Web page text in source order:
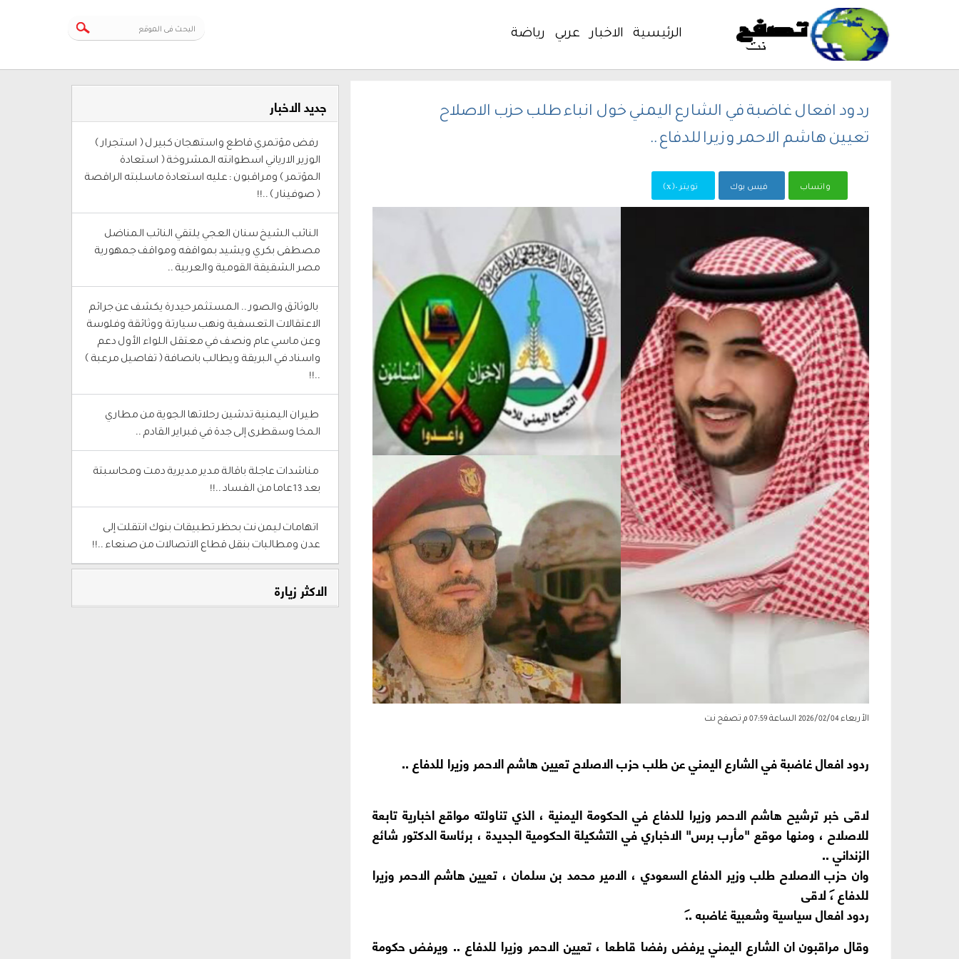
الرئيسية الاخبار عربي رياضة
ردود افعال غاضبة في الشارع اليمني خول انباء طلب حزب الاصلاح
تعيين هاشم الاحمر وزيرا للدفاع ..
واتساب فيس بوك تويتر -(x)
الأربعاء 2026/02/04 الساعة 07:59 م تصفح نت
ردود افعال غاضبة في الشارع اليمني عن طلب حزب الاصلاح تعيين هاشم الاحمر وزيرا للدفاع ..
لاقى خبر ترشيح هاشم الاحمر وزيرا للدفاع في الحكومة اليمنية ، الذي تناولته مواقع اخبارية تابعة
للاصلاح ، ومنها موقع "مأرب برس" الاخباري في التشكيلة الحكومية الجديدة ، برئاسة الدكتور شائع
الزنداني ..
وان حزب الاصلاح طلب وزير الدفاع السعودي ، الامير محمد بن سلمان ، تعيين هاشم الاحمر وزيرا
للدفاع ، لاقى
ردود افعال سياسية وشعبية غاضبه ..
وقال مراقبون ان الشارع اليمني يرفض رفضا قاطعا ، تعيين الاحمر وزيرا للدفاع .. ويرفض حكومة
جديد الاخبار
‎ رفض مؤتمري قاطع واستهجان كبير ل ( استجرار )
الوزير الارياني اسطوانته المشروخة ( استعادة
المؤتمر ) ومراقبون : عليه استعادة ماسلبته الراقصة
( صوفينار ) ..!!
‎ النائب الشيخ سنان العجي يلتقي النائب المناضل
مصطفى بكري ويشيد بمواقفه ومواقف جمهورية
مصر الشقيقة القومية والعربية ..
‎ بالوثائق والصور .. المستثمر حيدرة يكشف عن جرائم
الاعتقالات التعسفية ونهب سيارتة ووثائقة وفلوسة
وعن ماسي عام ونصف في معتقل اللواء الأول دعم
واسناد في البريقة ويطالب بانصافة ( تفاصيل مرعبة )
..!!
‎ طيران اليمنية تدشين رحلاتها الجوية من مطاري
المخا وسقطرى إلى جدة في فبراير القادم ..
‎ مناشدات عاجلة باقالة مدير مديرية دمت ومحاسبتة
بعد 13عاما من الفساد ..!!
‎ اتهامات ليمن نت بحظر تطبيقات بنوك انتقلت إلى
عدن ومطالبات بنقل قطاع الاتصالات من صنعاء ..!!
الاكثر زيارة